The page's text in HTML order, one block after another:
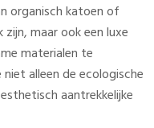
organisch katoen of
maar ook een luxe
materialen te
alleen de ecologische
aantrekkelijke